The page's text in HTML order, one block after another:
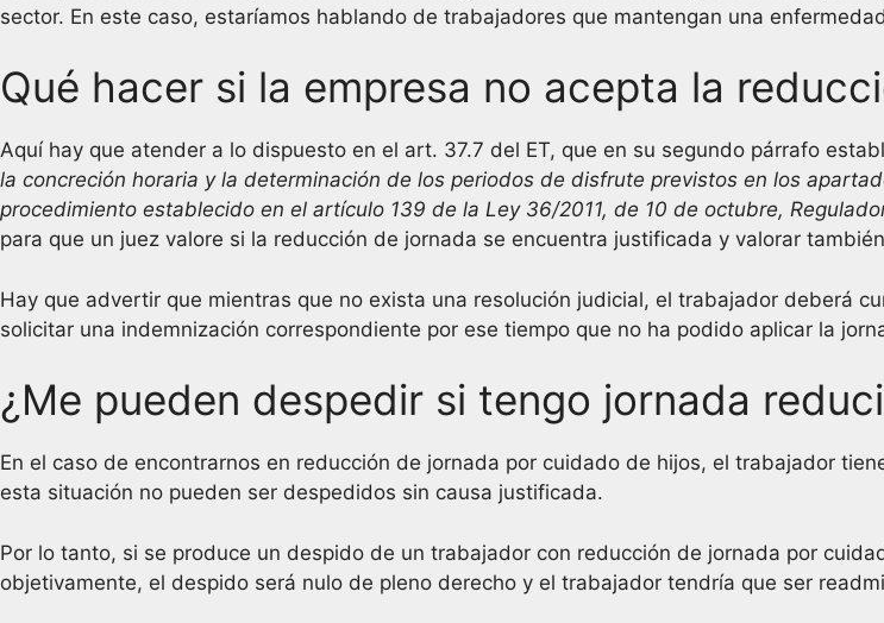
sector. En este caso, estaríamos hablando de trabajadores que mantengan una
Qué hacer si la empresa no acepta la
Aquí hay que atender a lo dispuesto en el art. 37.7 del ET, que en su segundo párrafo
la concreción horaria y la determinación de los periodos de disfrute previstos en los
procedimiento establecido en el artículo 139 de la Ley 36/2011, de 10 de octubre,
para que un juez valore si la reducción de jornada se encuentra justificada y valorar
Hay que advertir que mientras que no exista una resolución judicial, el trabajador deberá
solicitar una indemnización correspondiente por ese tiempo que no ha podido aplicar la
¿Me pueden despedir si tengo jornada
En el caso de encontrarnos en reducción de jornada por cuidado de hijos, el trabajador
esta situación no pueden ser despedidos sin causa justificada.
Por lo tanto, si se produce un despido de un trabajador con reducción de jornada por
objetivamente, el despido será nulo de pleno derecho y el trabajador tendría que ser